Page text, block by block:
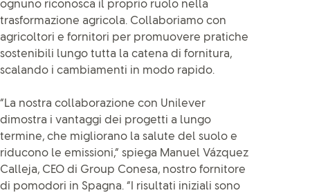
ognuno riconosca il proprio ruolo nella
trasformazione agricola. Collaboriamo con
agricoltori e fornitori per promuovere pratiche
sostenibili lungo tutta la catena di fornitura,
scalando i cambiamenti in modo rapido.
“La nostra collaborazione con Unilever
dimostra i vantaggi dei progetti a lungo
termine, che migliorano la salute del suolo e
riducono le emissioni,” spiega Manuel Vázquez
Calleja, CEO di Group Conesa, nostro fornitore
di pomodori in Spagna. “I risultati iniziali sono